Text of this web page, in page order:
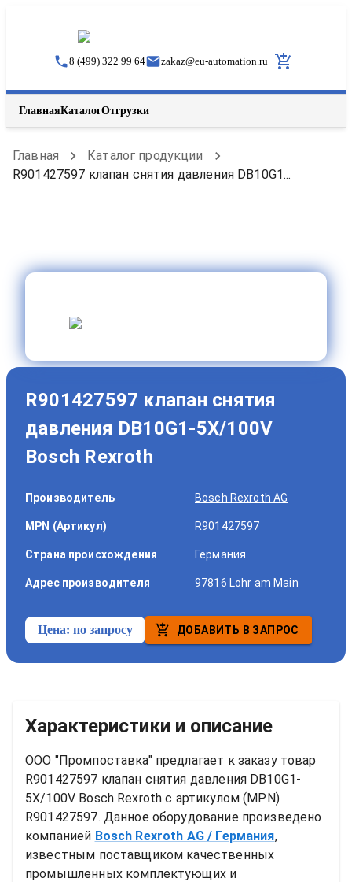
8 (499) 322 99 64 zakaz@eu-automation.ru
ГлавнаяКаталогОтгрузки
Главная
Каталог продукции
R901427597 клапан снятия давления DB10G1...
R901427597 клапан снятия
давления DB10G1-5X/100V
Bosch Rexroth
Производитель Bosch Rexroth AG
MPN (Артикул) R901427597
Страна происхождения Германия
Адрес производителя 97816 Lohr am Main
Цена: по запросу ДОБАВИТЬ В ЗАПРОС
Характеристики и описание
ООО "Промпоставка" предлагает к заказу товар
R901427597 клапан снятия давления DB10G1-
5X/100V Bosch Rexroth
с артикулом (MPN)
R901427597. Данное оборудование произведено
компанией Bosch Rexroth AG / Германия,
известным поставщиком качественных
промышленных комплектующих и